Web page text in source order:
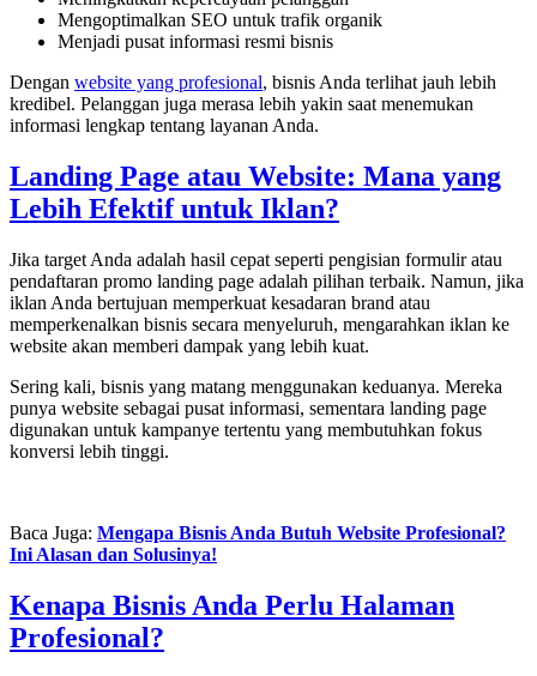
Mengoptimalkan SEO untuk trafik organik
Menjadi pusat informasi resmi bisnis
Dengan website yang profesional, bisnis Anda terlihat jauh lebih
kredibel. Pelanggan juga merasa lebih yakin saat menemukan
informasi lengkap tentang layanan Anda.
Landing Page atau Website: Mana yang
Lebih Efektif untuk Iklan?
Jika target Anda adalah hasil cepat seperti pengisian formulir atau
pendaftaran promo landing page adalah pilihan terbaik. Namun, jika
iklan Anda bertujuan memperkuat kesadaran brand atau
memperkenalkan bisnis secara menyeluruh, mengarahkan iklan ke
website akan memberi dampak yang lebih kuat.
Sering kali, bisnis yang matang menggunakan keduanya. Mereka
punya website sebagai pusat informasi, sementara landing page
digunakan untuk kampanye tertentu yang membutuhkan fokus
konversi lebih tinggi.
Baca Juga: Mengapa Bisnis Anda Butuh Website Profesional?
Ini Alasan dan Solusinya!
Kenapa Bisnis Anda Perlu Halaman
Profesional?